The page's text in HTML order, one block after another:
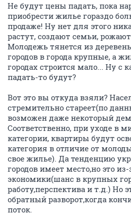
Не будут цены падать, пока
приобрести жилье гораздо
продаже! Ну нет для этого
растут, создают семьи,
Молодежь тянется из
городов в города крупные, а
городах строится мало... Ну с
падать-то будут?
Вот это вы откуда взяли?
стремительно стареет(по
возможен даже некоторый
Соответственно, при уходе в
категории, квартиры будут
категория в отличие от
свое жилье). Да тенденцию
городов имеет место,но это
экономики(шанс в крупных
работу,перспектива и т.д.) Но
обратный разворот,когда
поток.